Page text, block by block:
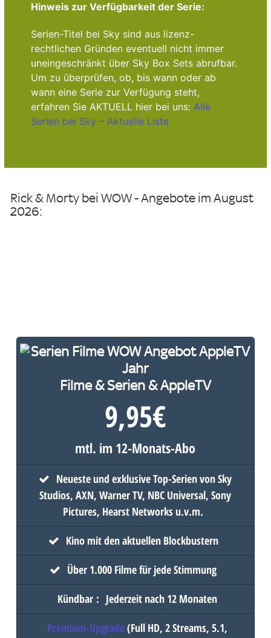
Hinweis zur Verfügbarkeit der Serie:
Serien-Titel bei Sky sind aus lizenz-
rechtlichen Gründen eventuell nicht immer
uneingeschränkt über Sky Box Sets abrufbar.
Um zu überprüfen, ob, bis wann oder ab
wann eine Serie zur Verfügung steht,
erfahren Sie AKTUELL hier bei uns: Alle
Serien bei Sky – Aktuelle Liste
Rick & Morty bei WOW - Angebote im August
2026:
Filme & Serien & AppleTV
9,95€
mtl. im 12-Monats-Abo
Neueste und exklusive Top-Serien von Sky
Studios, AXN, Warner TV, NBC Universal, Sony
Pictures, Hearst Networks u.v.m.
Kino mit den aktuellen Blockbustern
Über 1.000 Filme für jede Stimmung
Kündbar : Jederzeit nach 12 Monaten
Premium-Upgrade(Full HD, 2 Streams, 5.1,